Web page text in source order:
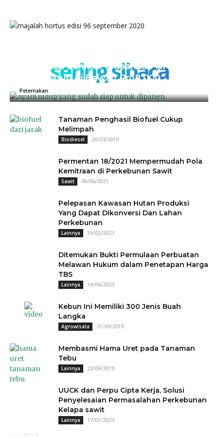
sering sibaca
Kementan Sanksi Perusahaan NH, Jual
Ayam Hidup di Bawah Rp18.000
Peternakan
Tanaman Penghasil Biofuel Cukup
Melimpah
Biodiesel 26/03/2019
Permentan 18/2021 Mempermudah Pola
Kemitraan di Perkebunan Sawit
Sawit 06/06/2021
Pelepasan Kawasan Hutan Produksi
Yang Dapat Dikonversi Dan Lahan
Perkebunan
Lainnya 16/02/2023
Ditemukan Bukti Permulaan Perbuatan
Melawan Hukum dalam Penetapan Harga
TBS
Lainnya 16/06/2023
Kebun Ini Memiliki 300 Jenis Buah
Langka
Agrowisata 21/09/2019
Membasmi Hama Uret pada Tanaman
Tebu
Lainnya 22/09/2019
UUCK dan Perpu Cipta Kerja, Solusi
Penyelesaian Permasalahan Perkebunan
Kelapa sawit
Lainnya 17/01/2023